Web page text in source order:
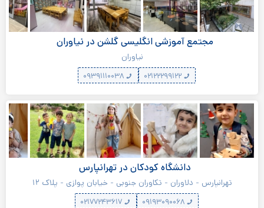
مجتمع آموزشی انگلیسی گلشن در نیاوران
نیاوران
۰۲۱۲۲۲۹۹۱۲۲ ۰۹۳۹۱۱۱۰۰۳۸
دانشگاه کودکان در تهرانپارس
تهرانپارس - دلاوران - تکاوران جنوبی - خیابان پوازی - پلاک ۱۲
۰۹۱۹۳۰۹۰۰۶۸ ۰۲۱۷۷۲۴۳۶۱۷